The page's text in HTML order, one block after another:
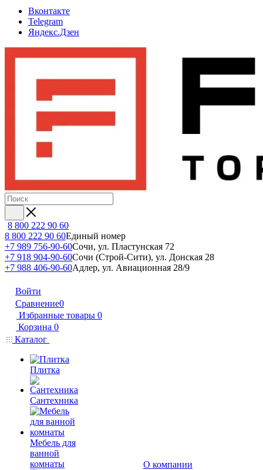
Вконтакте
Telegram
Яндекс.Дзен
8 800 222 90 60
8 800 222 90 60Единый номер
+7 989 756-90-60Сочи, ул. Пластунская 72
+7 918 904-90-60Сочи (Строй-Сити), ул. Донская 28
+7 988 406-90-60Адлер, ул. Авиационная 28/9
Войти
Сравнение0
Избранные товары 0
Корзина 0
Каталог
Плитка
Сантехника
Мебель для
ванной
комнаты
О компании